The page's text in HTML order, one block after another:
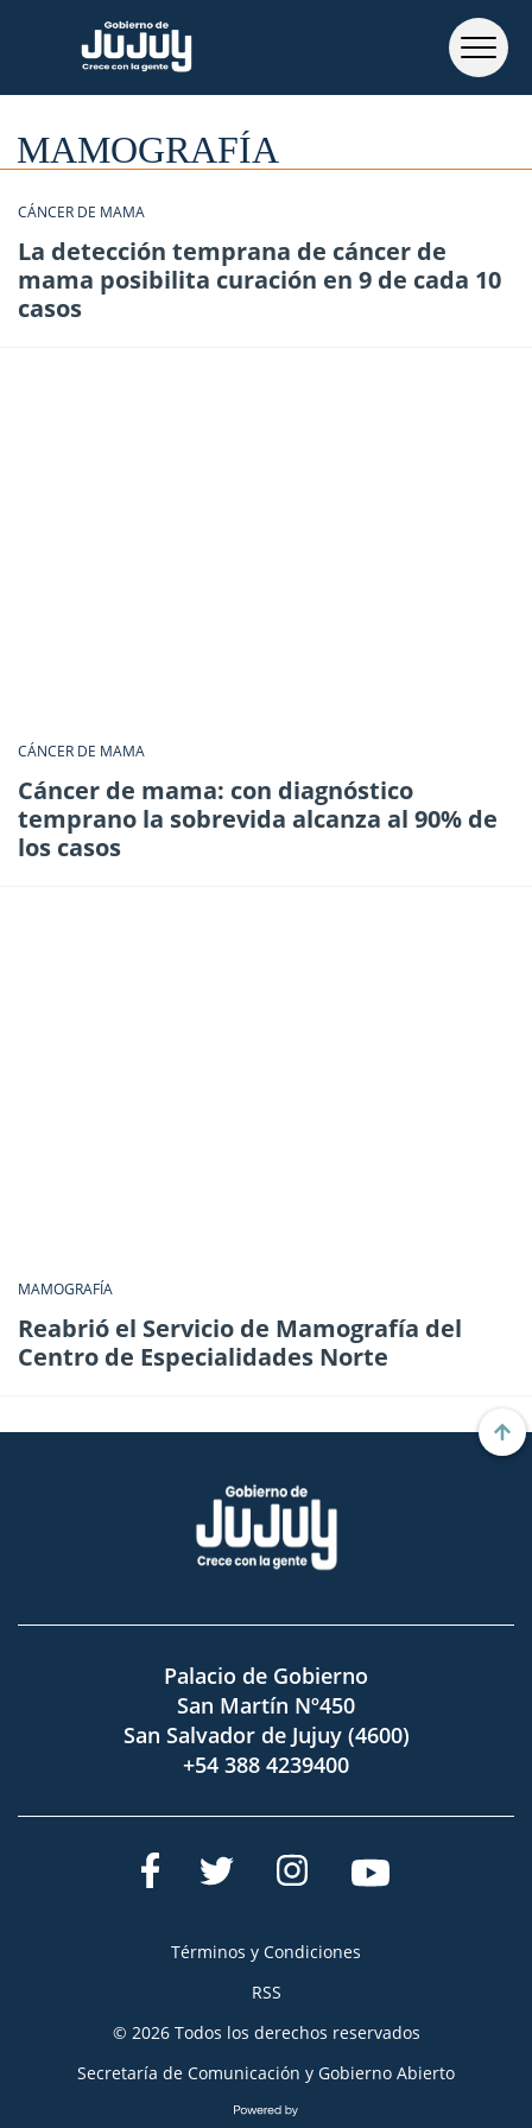
MAMOGRAFÍA
CÁNCER DE MAMA
La detección temprana de cáncer de
mama posibilita curación en 9 de cada 10
casos
CÁNCER DE MAMA
Cáncer de mama: con diagnóstico
temprano la sobrevida alcanza al 90% de
los casos
MAMOGRAFÍA
Reabrió el Servicio de Mamografía del
Centro de Especialidades Norte
Palacio de Gobierno
San Martín Nº450
San Salvador de Jujuy (4600)
+54 388 4239400
Términos y Condiciones
RSS
© 2026 Todos los derechos reservados
Secretaría de Comunicación y Gobierno Abierto